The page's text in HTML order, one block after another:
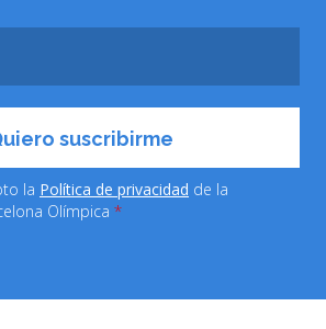
la Política de privacidad de la
Olímpica *